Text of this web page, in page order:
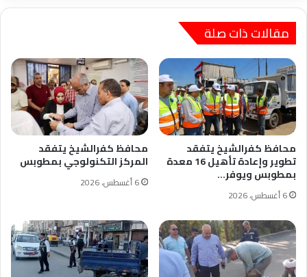
بالمحافظة
مقالات ذات صلة
محافظ كفرالشيخ يتفقد
تطوير وإعادة تأهيل 16 معدة
بمطوبس ويوفر…
6 أغسطس، 2026
محافظ كفرالشيخ يتفقد
المركز التكنولوجي بمطوبس
6 أغسطس، 2026